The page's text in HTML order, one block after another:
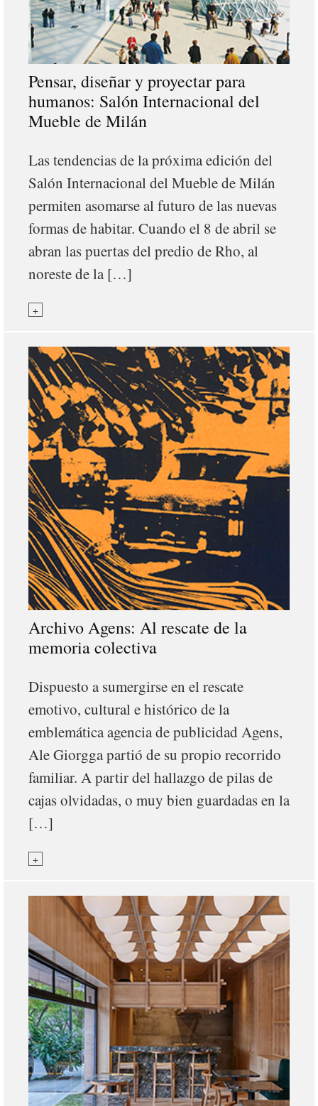
Pensar, diseñar y proyectar para
humanos: Salón Internacional del
Mueble de Milán
Las tendencias de la próxima edición del
Salón Internacional del Mueble de Milán
permiten asomarse al futuro de las nuevas
formas de habitar. Cuando el 8 de abril se
abran las puertas del predio de Rho, al
noreste de la […]
+
Archivo Agens: Al rescate de la
memoria colectiva
Dispuesto a sumergirse en el rescate
emotivo, cultural e histórico de la
emblemática agencia de publicidad Agens,
Ale Giorgga partió de su propio recorrido
familiar. A partir del hallazgo de pilas de
cajas olvidadas, o muy bien guardadas en la
[…]
+